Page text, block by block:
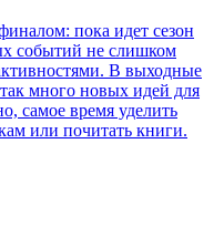
пока идет сезон
событий не слишком
В выходные
много новых идей для
самое время уделить
или почитать книги.